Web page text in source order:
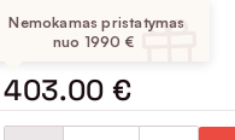
Nemokamas pristatymas
nuo 1990 €
403.00 €